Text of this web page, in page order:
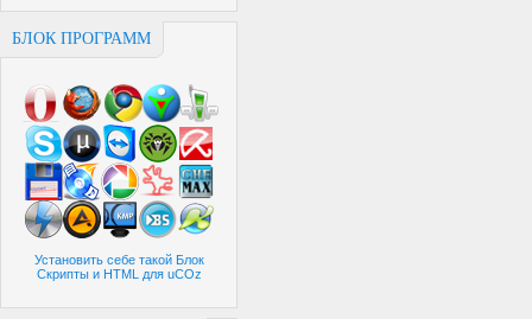
БЛОК ПРОГРАММ
Установить себе такой Блок
Скрипты и HTML для uCOz